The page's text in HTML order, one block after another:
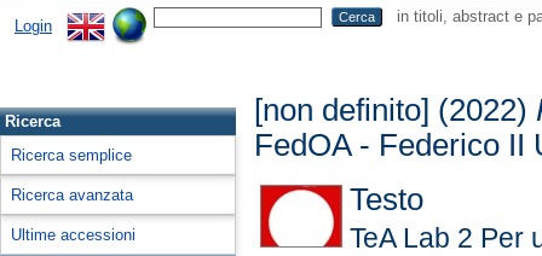
Login
in titoli, abstract e
Ricerca
Ricerca semplice
Ricerca avanzata
Ultime accessioni
[non definito] (2022)
FedOA - Federico II
Testo
TeA Lab 2 Per